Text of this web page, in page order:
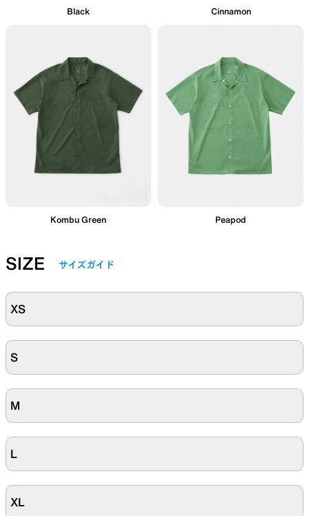
Black Cinnamon
Kombu Green Peapod
SIZE サイズガイド
XS
S
M
L
XL